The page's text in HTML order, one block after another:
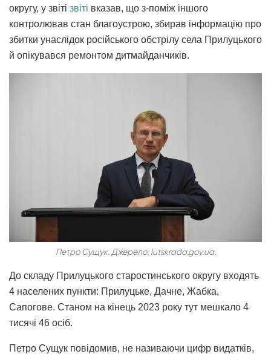
округу, у звіті звіті вказав, що з-поміж іншого
контролював стан благоустрою, збирав інформацію про
збитки унаслідок російського обстрілу села Прилуцького
й опікувався ремонтом дитмайданчиків.
Петро Сущук. Джерело: lutskrada.gov.ua.
До складу Прилуцького старостинського округу входять
4 населених пункти: Прилуцьке, Дачне, Жабка,
Сапогове. Станом на кінець 2023 року тут мешкало 4
тисячі 46 осіб.
Петро Сущук повідомив, не називаючи цифр видатків,